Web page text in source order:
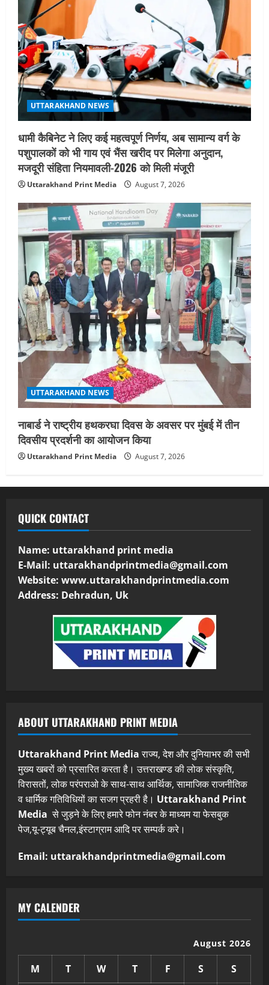
UTTARAKHAND NEWS
धामी कैबिनेट ने लिए कई महत्वपूर्ण निर्णय, अब सामान्य वर्ग के
पशुपालकों को भी गाय एवं भैंस खरीद पर मिलेगा अनुदान,
मजदूरी संहिता नियमावली-2026 को मिली मंजूरी
Uttarakhand Print Media August 7, 2026
UTTARAKHAND NEWS
नाबार्ड ने राष्ट्रीय हथकरघा दिवस के अवसर पर मुंबई में तीन
दिवसीय प्रदर्शनी का आयोजन किया
Uttarakhand Print Media August 7, 2026
QUICK CONTACT
Name: uttarakhand print media
E-Mail: uttarakhandprintmedia@gmail.com
Website: www.uttarakhandprintmedia.com
Address: Dehradun, Uk
ABOUT UTTARAKHAND PRINT MEDIA
Uttarakhand Print Mediaराज्य, देश और दुनियाभर की सभी
मुख्य खबरों को प्रसारित करता है। उत्तराखण्ड की लोक संस्कृति,
विरासतों, लोक परंपराओ के साथ-साथ आर्थिक, सामाजिक राजनीतिक
व धार्मिक गतिविधियों का सजग प्रहरी है। Uttarakhand Print
Media से जुड़ने के लिए हमारे फोन नंबर के माध्यम या फेसबुक
पेज,यू-ट्यूब चैनल,इंस्टाग्राम आदि पर सम्पर्क करे।
Email: uttarakhandprintmedia@gmail.com
MY CALENDER
August 2026
M T W T F S S